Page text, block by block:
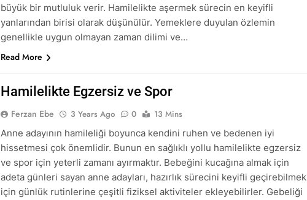
büyük bir mutluluk verir. Hamilelikte aşermek sürecin en keyifli
yanlarından birisi olarak düşünülür. Yemeklere duyulan özlemin
genellikle uygun olmayan zaman dilimi ve…
Read More
Hamilelikte Egzersiz ve Spor
Ferzan Ebe 3 Years Ago 0
13 Mins
Anne adayının hamileliği boyunca kendini ruhen ve bedenen iyi
hissetmesi çok önemlidir. Bunun en sağlıklı yollu hamilelikte egzersiz
ve spor için yeterli zamanı ayırmaktır. Bebeğini kucağına almak için
adeta günleri sayan anne adayları, hazırlık sürecini keyifli geçirebilmek
için günlük rutinlerine çeşitli fiziksel aktiviteler ekleyebilirler. Gebeliği